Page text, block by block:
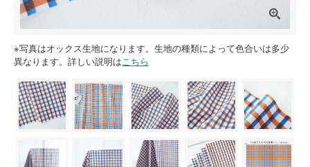
※写真はオックス生地になります。生地の種類によって色合いは多少
異なります。詳しい説明はこちら